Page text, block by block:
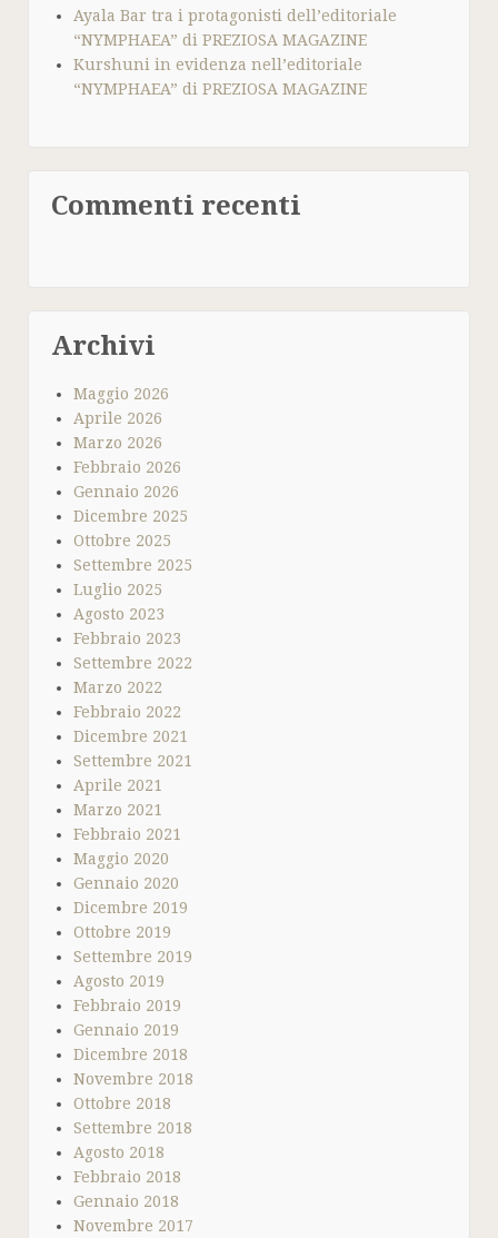
Ayala Bar tra i protagonisti dell’editoriale
“NYMPHAEA” di PREZIOSA MAGAZINE
Kurshuni in evidenza nell’editoriale
“NYMPHAEA” di PREZIOSA MAGAZINE
Commenti recenti
Archivi
Maggio 2026
Aprile 2026
Marzo 2026
Febbraio 2026
Gennaio 2026
Dicembre 2025
Ottobre 2025
Settembre 2025
Luglio 2025
Agosto 2023
Febbraio 2023
Settembre 2022
Marzo 2022
Febbraio 2022
Dicembre 2021
Settembre 2021
Aprile 2021
Marzo 2021
Febbraio 2021
Maggio 2020
Gennaio 2020
Dicembre 2019
Ottobre 2019
Settembre 2019
Agosto 2019
Febbraio 2019
Gennaio 2019
Dicembre 2018
Novembre 2018
Ottobre 2018
Settembre 2018
Agosto 2018
Febbraio 2018
Gennaio 2018
Novembre 2017